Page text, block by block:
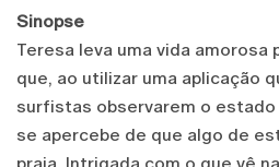
Sinopse
Teresa leva uma vida amorosa
que, ao utilizar uma aplicação
surfistas observarem o
se apercebe de que algo de